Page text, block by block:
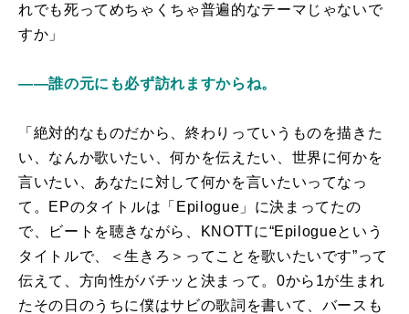
れでも死ってめちゃくちゃ普遍的なテーマじゃないで
すか」
――誰の元にも必ず訪れますからね。
「絶対的なものだから、終わりっていうものを描きた
い、なんか歌いたい、何かを伝えたい、世界に何かを
言いたい、あなたに対して何かを言いたいってなっ
て。EPのタイトルは「Epilogue」に決まってたの
で、ビートを聴きながら、KNOTTに“Epilogueという
タイトルで、＜生きろ＞ってことを歌いたいです”って
伝えて、方向性がバチッと決まって。0から1が生まれ
たその日のうちに僕はサビの歌詞を書いて、バースも